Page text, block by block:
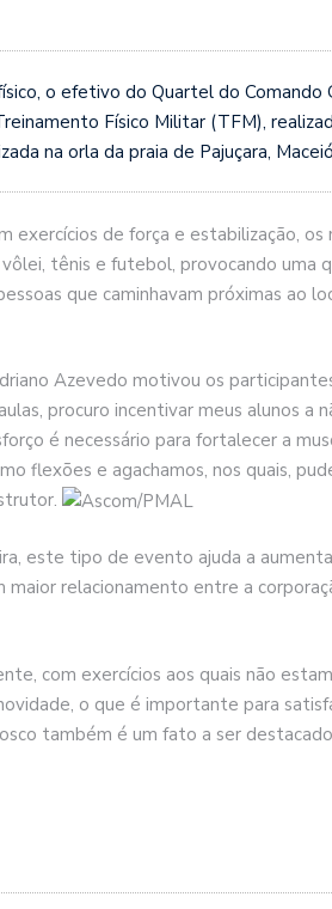
o efetivo do Quartel do Comando
Físico Militar (TFM),
na orla da praia de Pajuçara,
exercícios de força e estabilização, os
tênis e futebol, provocando uma
que caminhavam próximas ao
Azevedo motivou os
procuro incentivar meus alunos a
é necessário para fortalecer a
flexões e agachamos, nos quais,
este tipo de evento ajuda a
relacionamento entre a
com exercícios aos quais não
o que é importante para
também é um fato a ser